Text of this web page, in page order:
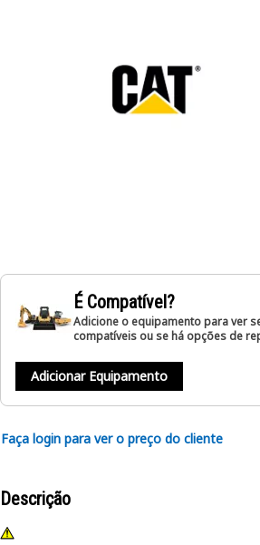
É Compatível?
Adicione o equipamento para ver
compatíveis ou se há opções de
Adicionar Equipamento
Faça login para ver o preço do cliente
Descrição